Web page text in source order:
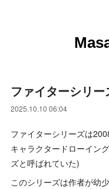
ファイターシリ
2025.10.10 06:04
ファイターシリーズは
キャラクタードローイン
ズと呼ばれていた)
このシリーズは作者が幼